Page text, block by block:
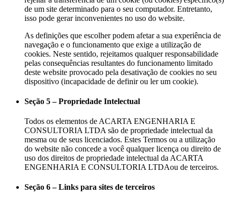
de um site determinado para o seu computador. Entretanto,
isso pode gerar inconvenientes no uso do website.
As definições que escolher podem afetar a sua experiência de
navegação e o funcionamento que exige a utilização de
cookies. Neste sentido, rejeitamos qualquer responsabilidade
pelas consequências resultantes do funcionamento limitado
deste website provocado pela desativação de cookies no seu
dispositivo (incapacidade de definir ou ler um cookie).
Seção 5 – Propriedade Intelectual
Todos os elementos de ACARTA ENGENHARIA E
CONSULTORIA LTDA são de propriedade intelectual da
mesma ou de seus licenciados. Estes Termos ou a utilização
do website não concede a você qualquer licença ou direito de
uso dos direitos de propriedade intelectual da ACARTA
ENGENHARIA E CONSULTORIA LTDAou de terceiros.
Seção 6 – Links para sites de terceiros